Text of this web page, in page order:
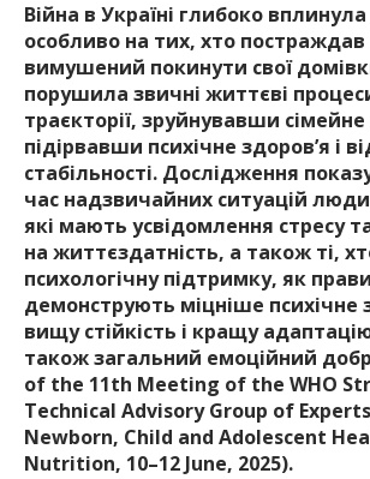
Війна в Україні глибоко
особливо на тих, хто постраждав
вимушений покинути свої
порушила звичні життєві
траєкторії, зруйнувавши
підірвавши психічне здоров’я і
стабільності. Дослідження
час надзвичайних ситуацій люди
які мають усвідомлення стресу
на життєздатність, а також ті,
психологічну підтримку, як
демонструють міцніше психічне
вищу стійкість і кращу
також загальний емоційний
of the 11th Meeting of the WHO
Technical Advisory Group of
Newborn, Child and Adolescent
Nutrition, 10–12 June, 2025).